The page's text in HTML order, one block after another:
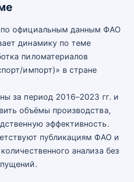
официальным данным ФАО
динамику по теме
пиломатериалов
импорт)» в стране
за период 2016–2023 гг. и
объёмы производства,
эффективность.
публикациям ФАО и
анализа без